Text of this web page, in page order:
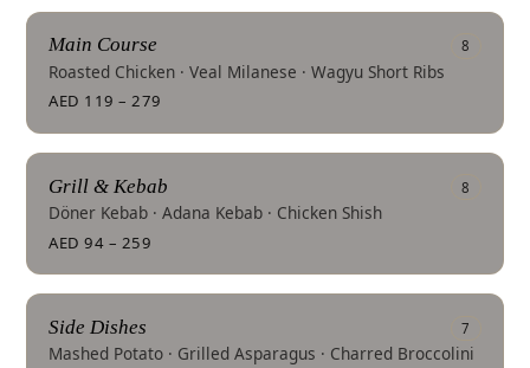
Main Course 8
Roasted Chicken · Veal Milanese · Wagyu Short Ribs
AED 119 – 279
Grill & Kebab 8
Döner Kebab · Adana Kebab · Chicken Shish
AED 94 – 259
Side Dishes 7
Mashed Potato · Grilled Asparagus · Charred Broccolini